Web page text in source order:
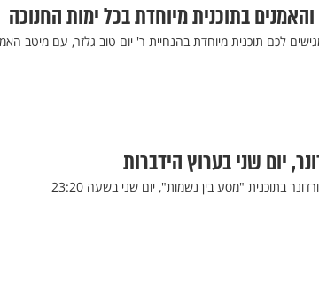
בתוכנית מיוחדת בכל ימות החנוכה
לכם תוכנית מיוחדת בהנחיית ר' יום טוב גלזר, עם מיטב
יום שני בערוץ הידברות
בתוכנית "מסע בין נשמות", יום שני בשעה 23:20